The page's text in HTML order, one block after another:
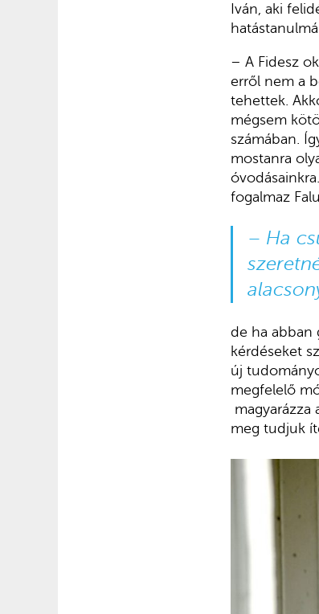
Iván, aki
– A Fidesz
erről nem a
tehettek.
mégsem
számában.
mostanra
fogalmaz
– Ha
de ha abban
kérdéseket
új
megfelelő
magyarázza
meg tudjuk